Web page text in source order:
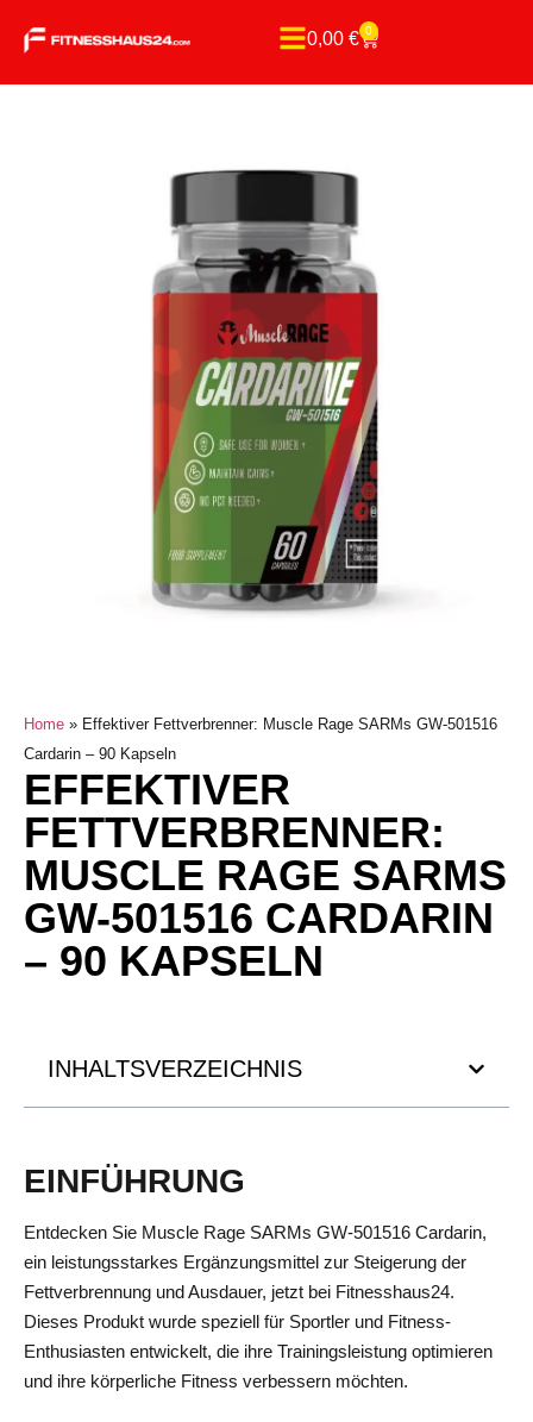
0,00 € 0
Home » Effektiver Fettverbrenner: Muscle Rage SARMs GW-501516
Cardarin – 90 Kapseln
EFFEKTIVER
FETTVERBRENNER:
MUSCLE RAGE SARMS
GW-501516 CARDARIN
– 90 KAPSELN
INHALTSVERZEICHNIS
EINFÜHRUNG
Entdecken Sie Muscle Rage SARMs GW-501516 Cardarin,
ein leistungsstarkes Ergänzungsmittel zur Steigerung der
Fettverbrennung und Ausdauer, jetzt bei Fitnesshaus24.
Dieses Produkt wurde speziell für Sportler und Fitness-
Enthusiasten entwickelt, die ihre Trainingsleistung optimieren
und ihre körperliche Fitness verbessern möchten.